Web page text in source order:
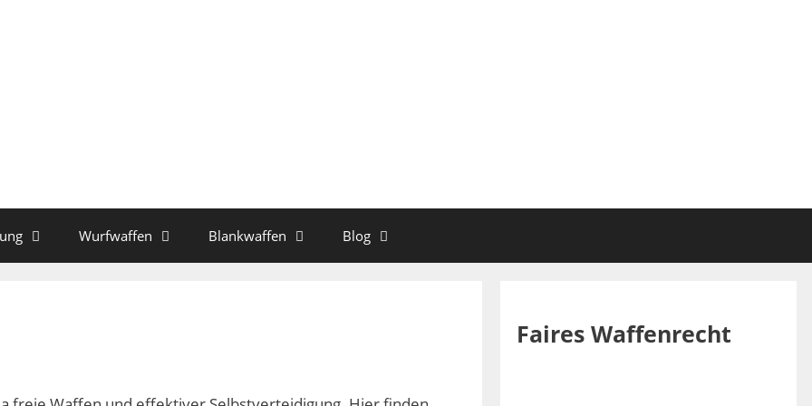
Wurfwaffen Blankwaffen Blog
Faires Waffenrecht